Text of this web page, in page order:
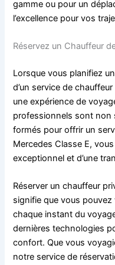
gamme ou pour un
l’excellence pour vos
Réservez un Chauffeur
Lorsque vous planifiez
d’un service de
une expérience de
professionnels sont non
formés pour offrir un
Mercedes Classe E,
exceptionnel et d’une
Réserver un chauffeur
signifie que vous
chaque instant du
dernières technologies
confort. Que vous
notre service de